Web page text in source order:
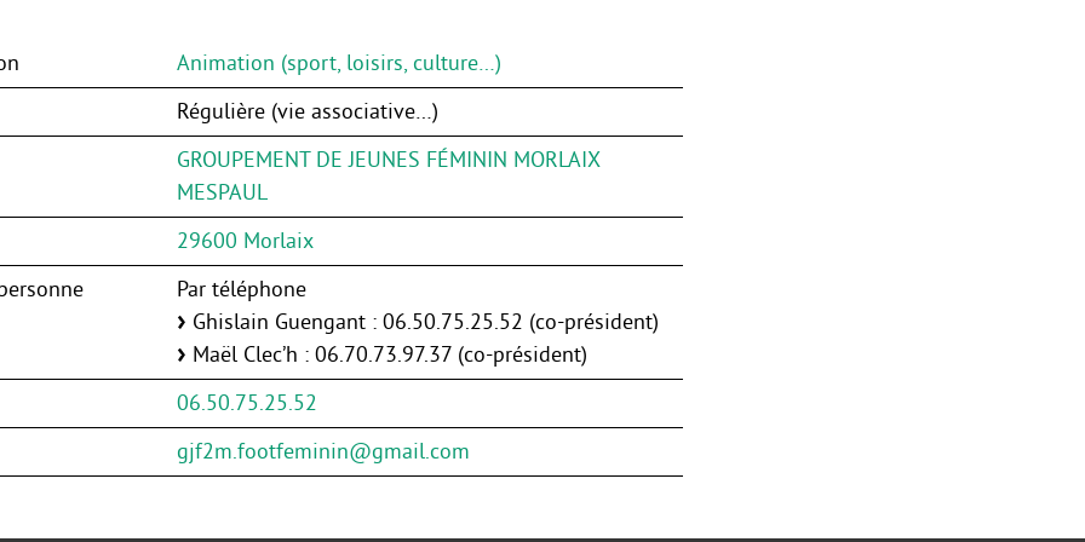
Animation (sport, loisirs, culture…)
Régulière (vie associative…)
GROUPEMENT DE JEUNES FÉMININ MORLAIX
MESPAUL
29600 Morlaix
Par téléphone
Ghislain Guengant : 06.50.75.25.52 (co-président)
Maël Clec’h : 06.70.73.97.37 (co-président)
06.50.75.25.52
gjf2m.footfeminin@gmail.com